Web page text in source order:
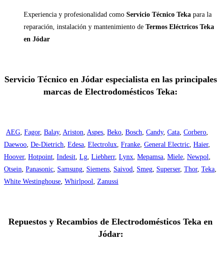
Experiencia y profesionalidad como Servicio Técnico Teka para la
reparación, instalación y mantenimiento de Termos Eléctricos Teka
en Jódar
Servicio Técnico en Jódar especialista en las principales
marcas de Electrodomésticos Teka:
AEG, Fagor, Balay, Ariston, Aspes, Beko, Bosch, Candy, Cata, Corbero,
Daewoo, De-Dietrich, Edesa, Electrolux, Franke, General Electric, Haier,
Hoover, Hotpoint, Indesit, Lg, Liebherr, Lynx, Mepamsa, Miele, Newpol,
Otsein, Panasonic, Samsung, Siemens, Saivod, Smeg, Superser, Thor, Teka,
White Westinghouse, Whirlpool, Zanussi
Repuestos y Recambios de Electrodomésticos Teka en
Jódar: